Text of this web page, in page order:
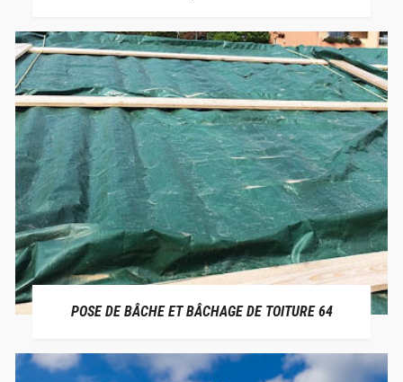
POSE DE BÂCHE ET BÂCHAGE DE TOITURE 64